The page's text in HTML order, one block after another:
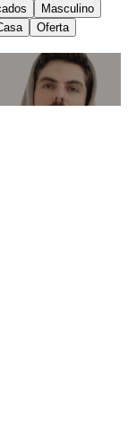
Masculino
Oferta